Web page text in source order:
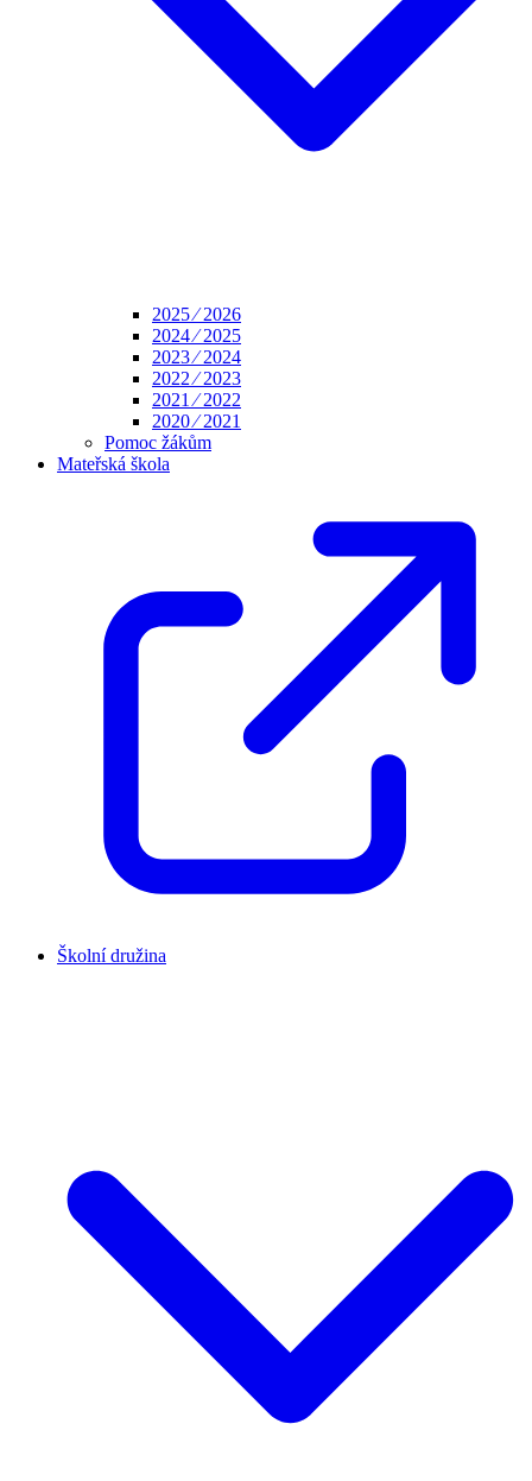
2025 ⁄ 2026
2024 ⁄ 2025
2023 ⁄ 2024
2022 ⁄ 2023
2021 ⁄ 2022
2020 ⁄ 2021
Pomoc žákům
Mateřská škola
Školní družina